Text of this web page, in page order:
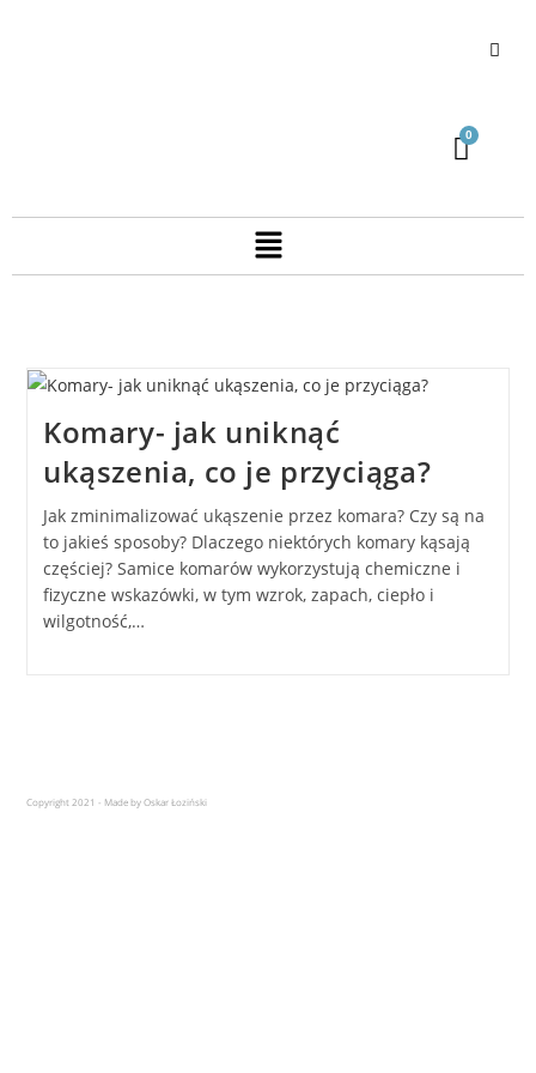
Komary- jak uniknąć
ukąszenia, co je przyciąga?
Jak zminimalizować ukąszenie przez komara? Czy są na
to jakieś sposoby? Dlaczego niektórych komary kąsają
częściej? Samice komarów wykorzystują chemiczne i
fizyczne wskazówki, w tym wzrok, zapach, ciepło i
wilgotność,…
Copyright 2021 - Made by Oskar Łoziński